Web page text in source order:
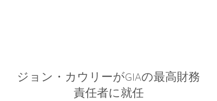
ジョン・カウリーがGIAの最高財務
責任者に就任